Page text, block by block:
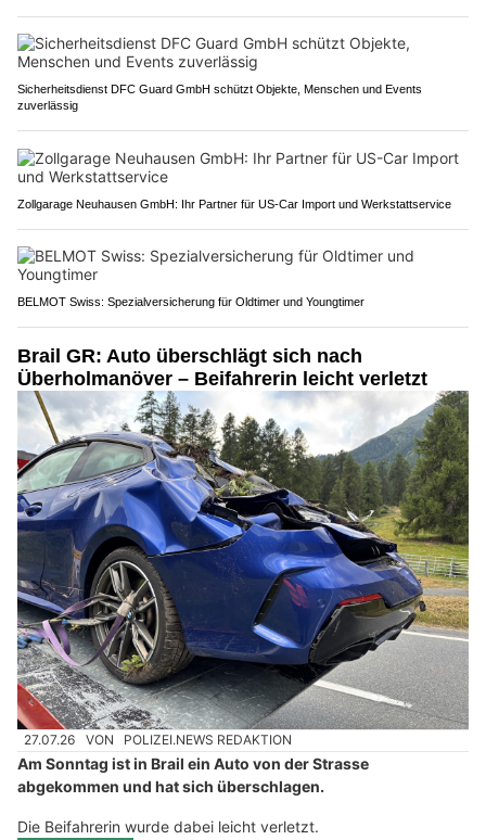
Sicherheitsdienst DFC Guard GmbH schützt Objekte, Menschen und Events
zuverlässig
Zollgarage Neuhausen GmbH: Ihr Partner für US-Car Import und Werkstattservice
BELMOT Swiss: Spezialversicherung für Oldtimer und Youngtimer
Brail GR: Auto überschlägt sich nach
Überholmanöver – Beifahrerin leicht verletzt
27.07.26 VON POLIZEI.NEWS REDAKTION
Am Sonntag ist in Brail ein Auto von der Strasse
abgekommen und hat sich überschlagen.
Die Beifahrerin wurde dabei leicht verletzt.